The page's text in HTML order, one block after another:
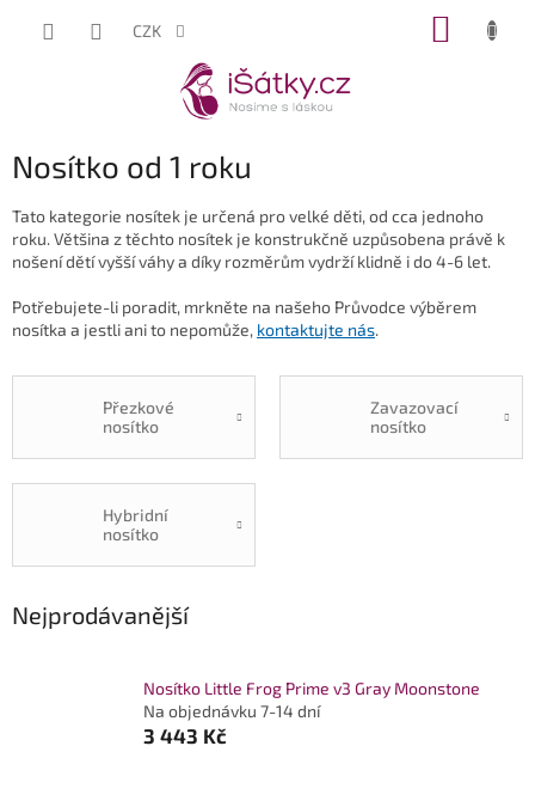
CZK
Nosítko od 1 roku
Tato kategorie nosítek je určená pro velké děti, od cca jednoho
roku. Většina z těchto nosítek je konstrukčně uzpůsobena právě k
nošení dětí vyšší váhy a díky rozměrům vydrží klidně i do 4-6 let.
Potřebujete-li poradit, mrkněte na našeho Průvodce výběrem
nosítka a jestli ani to nepomůže, kontaktujte nás.
Přezkové
nosítko
Zavazovací
nosítko
Hybridní
nosítko
Nejprodávanější
Nosítko Little Frog Prime v3 Gray Moonstone
Na objednávku 7-14 dní
3 443 Kč